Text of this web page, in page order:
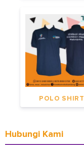
POLO SHIRT
Hubungi Kami